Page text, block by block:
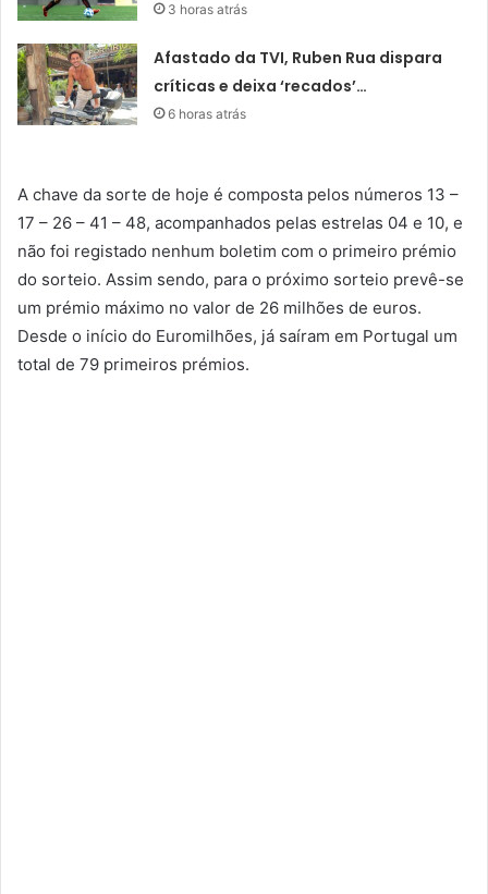
3 horas atrás
Afastado da TVI, Ruben Rua dispara
críticas e deixa ‘recados’…
6 horas atrás
A chave da sorte de hoje é composta pelos números 13 –
17 – 26 – 41 – 48, acompanhados pelas estrelas 04 e 10, e
não foi registado nenhum boletim com o primeiro prémio
do sorteio. Assim sendo, para o próximo sorteio prevê-se
um prémio máximo no valor de 26 milhões de euros.
Desde o início do Euromilhões, já saíram em Portugal um
total de 79 primeiros prémios.